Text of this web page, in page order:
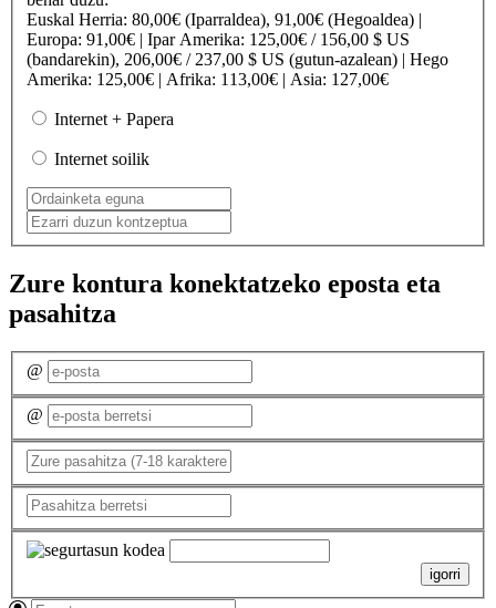
Euskal Herria: 80,00€ (Iparraldea), 91,00€ (Hegoaldea) |
Europa: 91,00€ | Ipar Amerika: 125,00€ / 156,00 $ US
(bandarekin), 206,00€ / 237,00 $ US (gutun-azalean) | Hego
Amerika: 125,00€ | Afrika: 113,00€ | Asia: 127,00€
Internet + Papera
Internet soilik
Zure kontura konektatzeko eposta eta
pasahitza
@
@
igorri